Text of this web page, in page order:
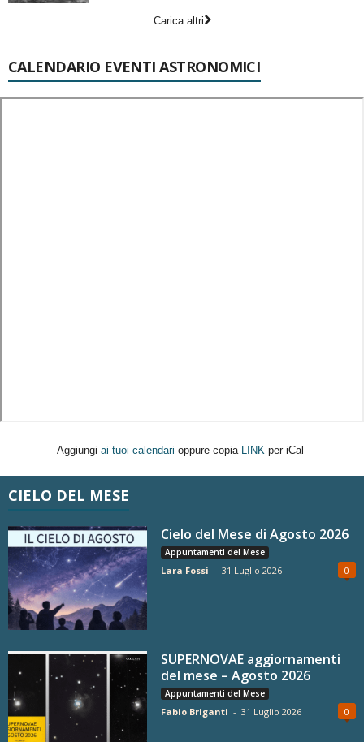
Carica altri
CALENDARIO EVENTI ASTRONOMICI
Aggiungi ai tuoi calendari oppure copia LINK per iCal
CIELO DEL MESE
Cielo del Mese di Agosto 2026
Appuntamenti del Mese
Lara Fossi - 31 Luglio 2026 0
SUPERNOVAE aggiornamenti
del mese – Agosto 2026
Appuntamenti del Mese
Fabio Briganti - 31 Luglio 2026 0